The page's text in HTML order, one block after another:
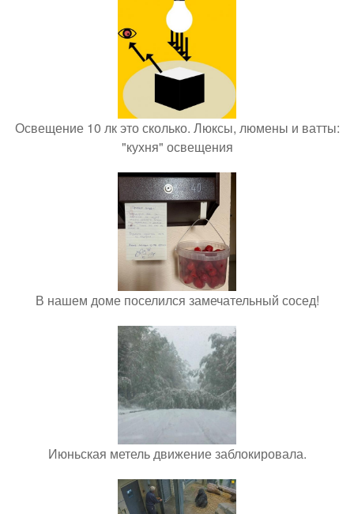
Освещение 10 лк это сколько. Люксы, люмены и ватты:
"кухня" освещения
В нашем доме поселился замечательный сосед!
Июньская метель движение заблокировала.